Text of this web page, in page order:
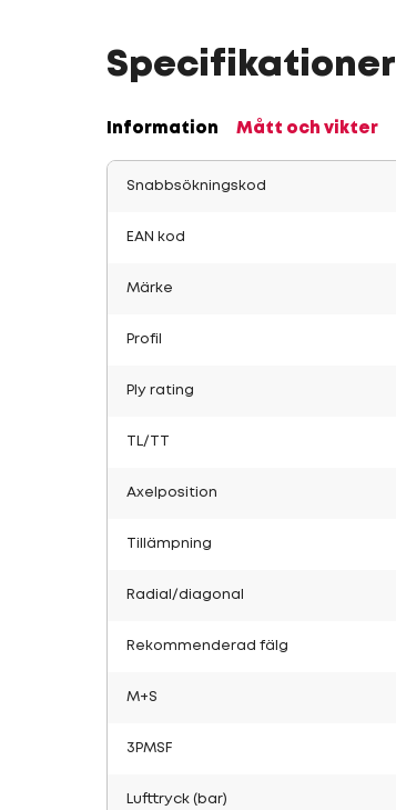
Specifikationer
Information Mått och vikter
Snabbsökningskod
EAN kod
Märke
Profil
Ply rating
TL/TT
Axelposition
Tillämpning
Radial/diagonal
Rekommenderad fälg
M+S
3PMSF
Lufttryck (bar)